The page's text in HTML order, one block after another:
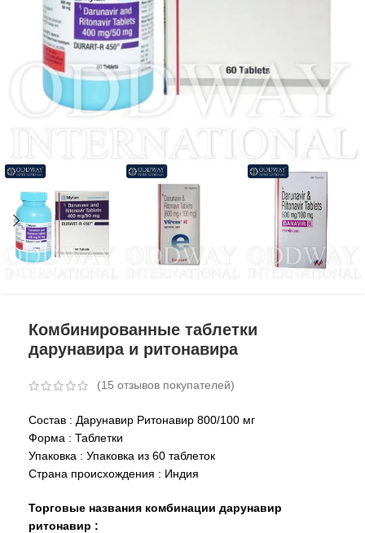
Комбинированные таблетки
дарунавира и ритонавира
(15 отзывов покупателей)
Состав : Дарунавир Ритонавир 800/100 мг
Форма : Таблетки
Упаковка : Упаковка из 60 таблеток
Страна происхождения : Индия
Торговые названия комбинации дарунавир
ритонавир :